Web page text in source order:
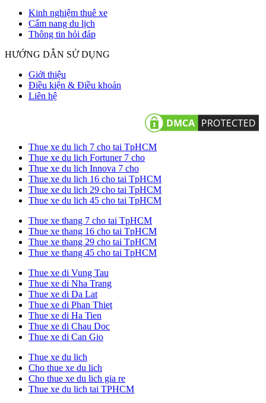
Kinh nghiệm thuê xe
Cẩm nang du lịch
Thông tin hỏi đáp
HƯỚNG DẪN SỬ DỤNG
Giới thiệu
Điều kiện & Điều khoản
Liên hệ
Thue xe du lich 7 cho tai TpHCM
Thue xe du lich Fortuner 7 cho
Thue xe du lich Innova 7 cho
Thue xe du lich 16 cho tai TpHCM
Thue xe du lich 29 cho tai TpHCM
Thue xe du lich 45 cho tai TpHCM
Thue xe thang 7 cho tai TpHCM
Thue xe thang 16 cho tai TpHCM
Thue xe thang 29 cho tai TpHCM
Thue xe thang 45 cho tai TpHCM
Thue xe di Vung Tau
Thue xe di Nha Trang
Thue xe di Da Lat
Thue xe di Phan Thiet
Thue xe di Ha Tien
Thue xe di Chau Doc
Thue xe di Can Gio
Thue xe du lich
Cho thue xe du lich
Cho thue xe du lich gia re
Thue xe du lich tai TPHCM